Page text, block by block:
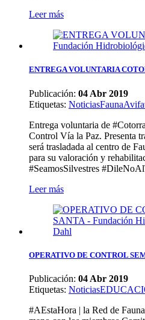
Leer más
ENTREGA VOLUNTARIA
Publicación: 04 Abr 2019
Etiquetas: NoticiasFauna
Entrega voluntaria de
Control Vía la Paz. Presenta
será trasladada al centro de
para su valoración y
#SeamosSilvestres
Leer más
OPERATIVO DE CONTROL
Publicación: 04 Abr 2019
Etiquetas: Noticias
#AEstaHora | la Red de